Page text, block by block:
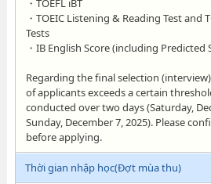
・TOEFL iBT
・TOEIC Listening & Reading Test and
Tests
・IB English Score (including Predicted
Regarding the final selection
of applicants exceeds a certain
conducted over two days (Saturday,
Sunday, December 7, 2025). Please
before applying.
Thời gian nhập học(Đợt mùa thu)